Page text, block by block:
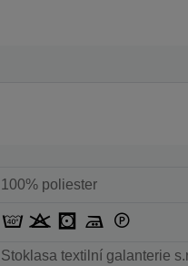
100% poliester
Stoklasa textilní galanterie